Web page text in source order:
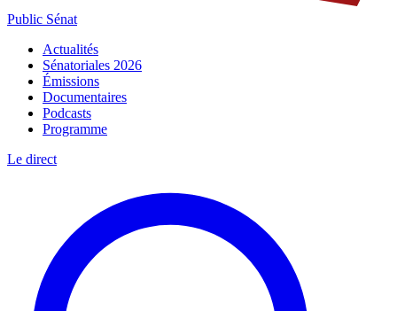
Public Sénat
Actualités
Sénatoriales 2026
Émissions
Documentaires
Podcasts
Programme
Le direct